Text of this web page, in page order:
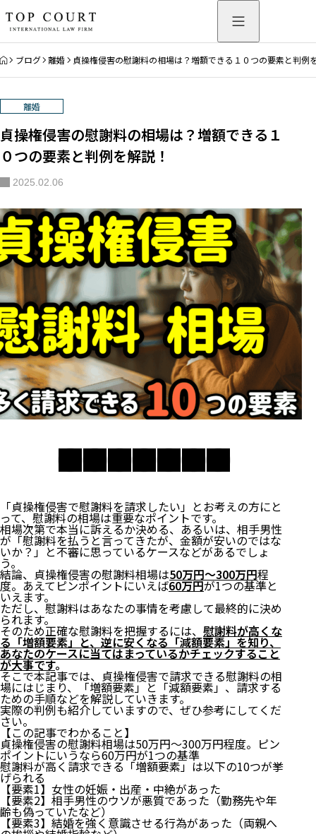
HOME
ブログ 離婚 貞操権侵害の慰謝料の相場は？増額できる１０つの要素と判例
離婚
貞操権侵害の慰謝料の相場は？増額できる１
０つの要素と判例を解説！
2025.02.06
「貞操権侵害で慰謝料を請求したい」とお考えの方にと
って、慰謝料の相場は重要なポイントです。
相場次第で本当に訴えるか決める、あるいは、相手男性
が「慰謝料を払うと言ってきたが、金額が安いのではな
いか？」と不審に思っているケースなどがあるでしょ
う。
結論、貞操権侵害の慰謝料相場は50万円〜300万円程
度。あえてピンポイントにいえば60万円が1つの基準と
いえます。
ただし、慰謝料はあなたの事情を考慮して最終的に決め
られます。
そのため正確な慰謝料を把握するには、 慰謝料が高くな
る「増額要素」と、逆に安くなる「減額要素」を知り、
あなたのケースに当てはまっているかチェックすること
が大事です。
そこで本記事では、貞操権侵害で請求できる慰謝料の相
場にはじまり、「増額要素」と「減額要素」、請求する
ための手順などを解説していきます。
実際の判例も紹介していますので、ぜひ参考にしてくだ
さい。
【この記事でわかること】
貞操権侵害の慰謝料相場は50万円〜300万円程度。ピン
ポイントにいうなら60万円が1つの基準
慰謝料が高く請求できる「増額要素」は以下の10つが挙
げられる
【要素1】女性の妊娠・出産・中絶があった
【要素2】相手男性のウソが悪質であった（勤務先や年
齢も偽っていたなど）
【要素3】結婚を強く意識させる行為があった（両親へ